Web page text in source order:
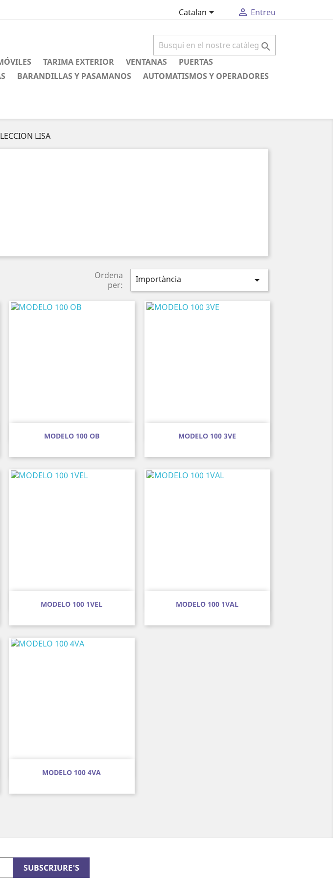
Catalan  Entreu

TARIMA EXTERIOR VENTANAS
PUERTAS
BARANDILLAS Y PASAMANOS
AUTOMATISMOS Y OPERADORES
LISA
Ordena
per:
Importància 
MODELO 100 OB
Vista ràpida MODELO 100 3VE
Vista ràpida
MODELO 100 1VEL
Vista ràpida MODELO 100 1VAL
Vista ràpida
MODELO 100 4VA
Vista ràpida